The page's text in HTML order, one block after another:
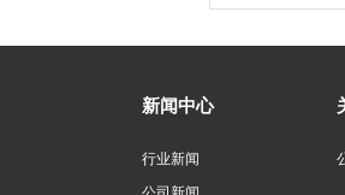
新闻中心
行业新闻